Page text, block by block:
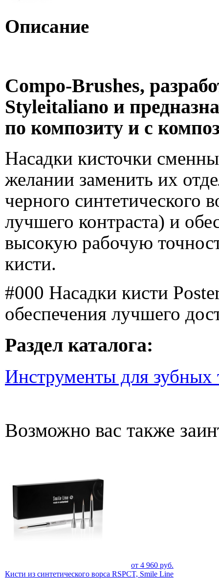
Описание
Compo-Brushes,
Styleitaliano и
по композиту и с
Насадки кисточки
желании заменить их
черного синтетического
лучшего контраста) и
высокую рабочую
кисти.
#000 Насадки кисти
обеспечения лучшего
Раздел каталога:
Инструменты для зубных
Возможно вас также
от 4 960 руб.
Кисти из синтетического ворса RSPCT, Smile Line